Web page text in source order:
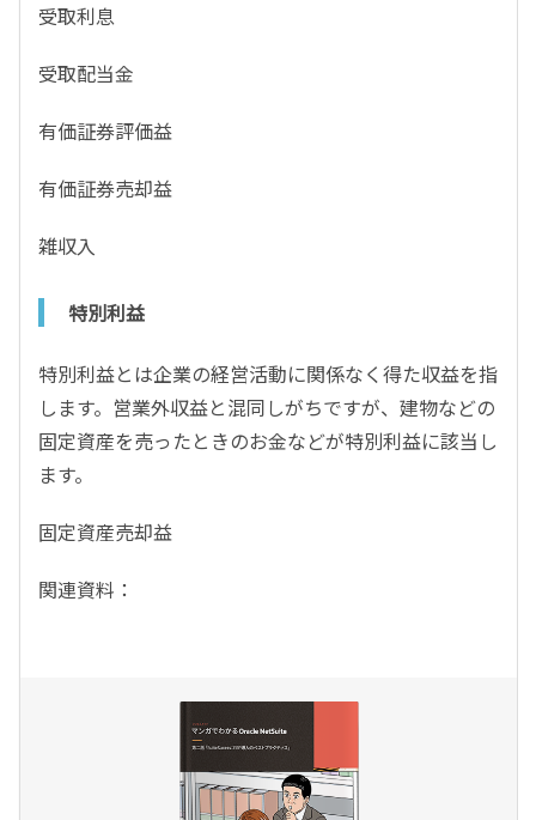
受取利息
受取配当金
有価証券評価益
有価証券売却益
雑収入
特別利益
特別利益とは企業の経営活動に関係なく得た収益を指
します。営業外収益と混同しがちですが、建物などの
固定資産を売ったときのお金などが特別利益に該当し
ます。
固定資産売却益
関連資料：